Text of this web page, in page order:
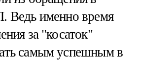
Ведь именно время
за "косаток"
самым успешным в